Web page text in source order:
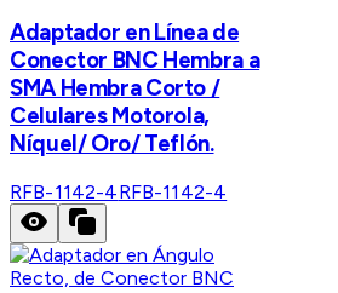
Adaptador en Línea de
Conector BNC Hembra a
SMA Hembra Corto /
Celulares Motorola,
Níquel/ Oro/ Teflón.
RFB-1142-4RFB-1142-4